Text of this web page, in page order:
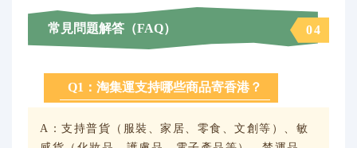
常見問題解答（FAQ） 04
Q1：淘集運支持哪些商品寄香港？
A：支持普貨（服裝、家居、零食、文創等）、敏